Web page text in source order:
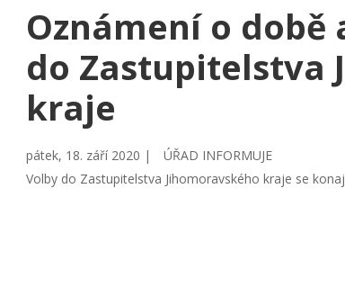
Oznámení o
do Zastupitelstva
kraje
pátek, 18. září 2020 |
ÚŘAD INFORMUJE
Volby do Zastupitelstva Jihomoravského kraje se